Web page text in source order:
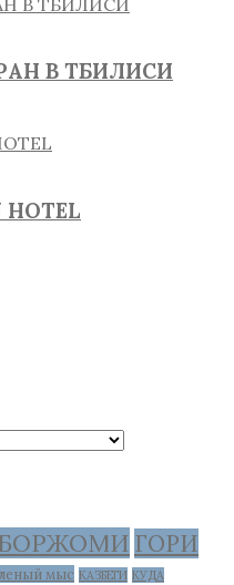
В ТБИЛИСИ
HOTEL
ГОРИ
мыс КАЗБЕГИ КУДА